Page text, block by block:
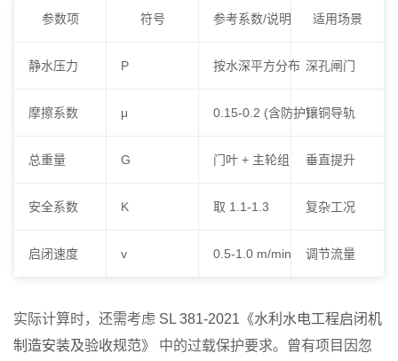
参数项 符号 参考系数/说明 适用场景
静水压力 P 按水深平方分布 深孔闸门
摩擦系数 μ 0.15-0.2 (含防护)镶铜导轨
总重量 G 门叶 + 主轮组 垂直提升
安全系数 K 取 1.1-1.3 复杂工况
启闭速度 v 0.5-1.0 m/min 调节流量
实际计算时，还需考虑 SL 381-2021《水利水电工程启闭机
制造安装及验收规范》
中的过载保护要求。曾有项目因忽